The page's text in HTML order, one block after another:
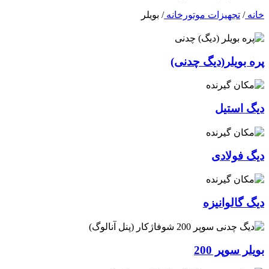
خانه/ تجهیزات موتورخانه/ بویلر
پره بویلر(دیگ چدنی)
دیگ استیل
دیگ فولادی
دیگ گالوانیزه
بویلر سوپر 200